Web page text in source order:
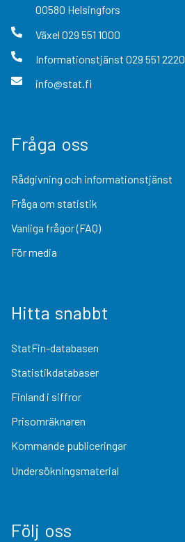
00580 Helsingfors
Växel 029 551 1000
Informationstjänst 029 551 2220
info@stat.fi
Fråga oss
Rådgivning och informationstjänst
Fråga om statistik
Vanliga frågor (FAQ)
För media
Hitta snabbt
StatFin-databasen
Statistikdatabaser
Finland i siffror
Prisomräknaren
Kommande publiceringar
Undersökningsmaterial
Följ oss